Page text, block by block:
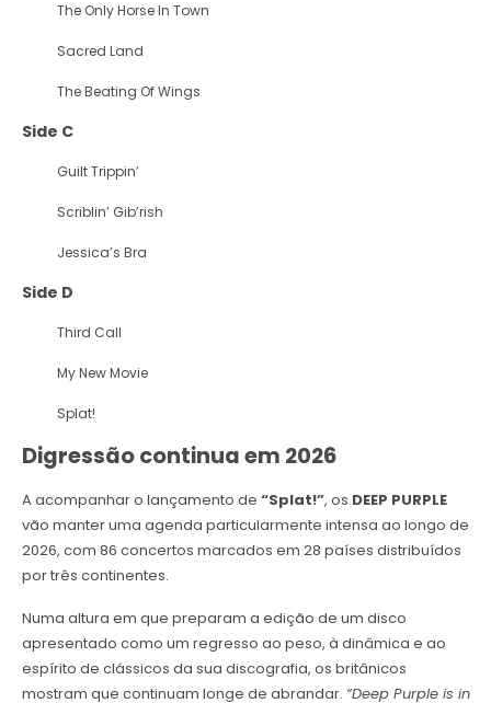
The Only Horse In Town
Sacred Land
The Beating Of Wings
Side C
Guilt Trippin’
Scriblin’ Gib’rish
Jessica’s Bra
Side D
Third Call
My New Movie
Splat!
Digressão continua em 2026
A acompanhar o lançamento de “Splat!”, os DEEP PURPLE
vão manter uma agenda particularmente intensa ao longo de
2026, com 86 concertos marcados em 28 países distribuídos
por três continentes.
Numa altura em que preparam a edição de um disco
apresentado como um regresso ao peso, à dinâmica e ao
espírito de clássicos da sua discografia, os britânicos
mostram que continuam longe de abrandar. “Deep Purple is in